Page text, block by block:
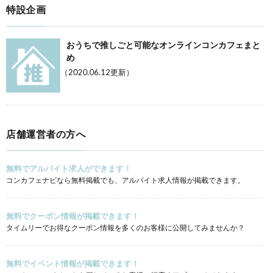
特設企画
おうちで推しごと可能なオンラインコンカフェまと
め
（2020.06.12更新）
店舗運営者の方へ
無料でアルバイト求人ができます！
コンカフェナビなら無料掲載でも、アルバイト求人情報が掲載できます。
無料でクーポン情報が掲載できます！
タイムリーでお得なクーポン情報を多くのお客様に公開してみませんか？
無料でイベント情報が掲載できます！